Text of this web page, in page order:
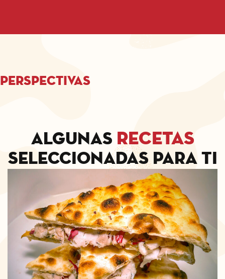
Perspectivas
Algunas recetas
seleccionadas para ti